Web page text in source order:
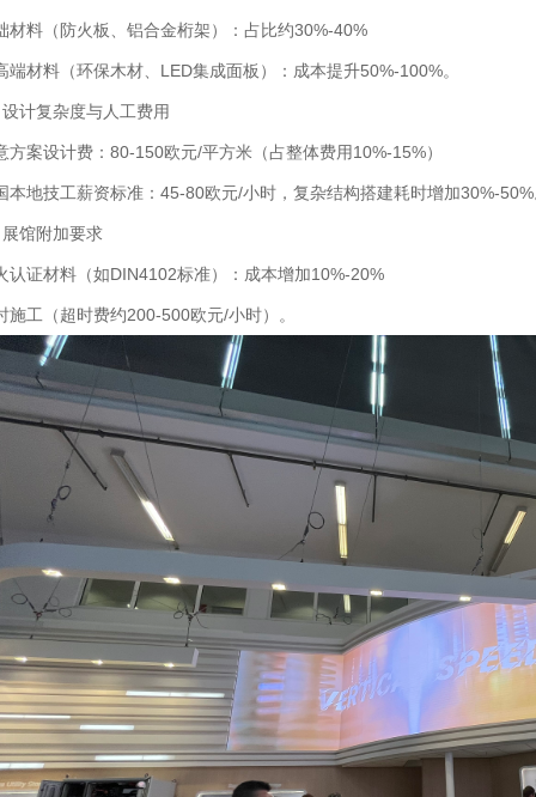
材料（防火板、铝合金桁架）：占比约30%-40%
端材料（环保木材、LED集成面板）：成本提升50%-100%‌。
计复杂度与人工费用‌
方案设计费：80-150欧元/平方米（占整体费用10%-15%）‌
本地技工薪资标准：45-80欧元/小时，复杂结构搭建耗时增加30%-
馆附加要求‌
认证材料（如DIN4102标准）：成本增加10%-20%
施工（超时费约200-500欧元/小时）‌。